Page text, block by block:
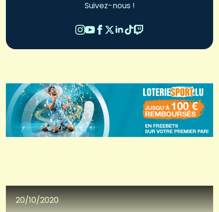
Suivez-nous !
20/10/2020